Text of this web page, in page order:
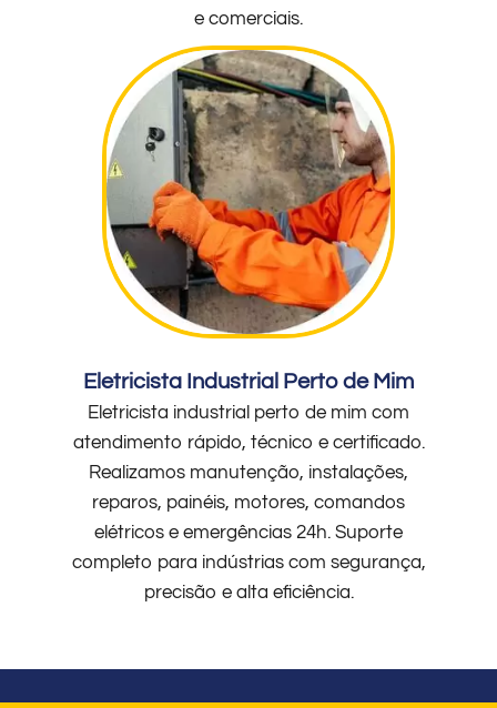
e comerciais.
Eletricista Industrial Perto de Mim
Eletricista industrial perto de mim com
atendimento rápido, técnico e certificado.
Realizamos manutenção, instalações,
reparos, painéis, motores, comandos
elétricos e emergências 24h. Suporte
completo para indústrias com segurança,
precisão e alta eficiência.